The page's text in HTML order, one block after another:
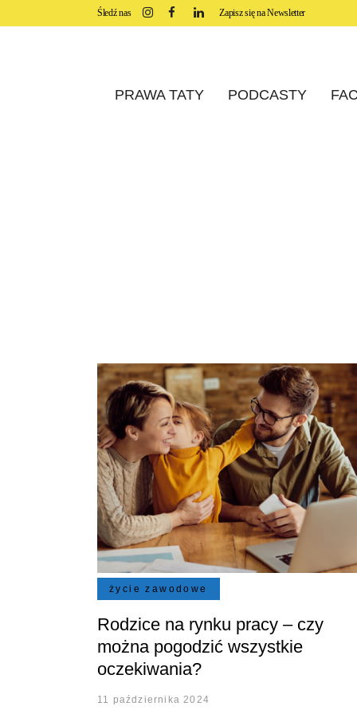
Śledź nas Zapisz się na Newsletter
PRAWA TATY PODCASTY
życie zawodowe
Rodzice na rynku pracy – czy
można pogodzić wszystkie
oczekiwania?
11 października 2024